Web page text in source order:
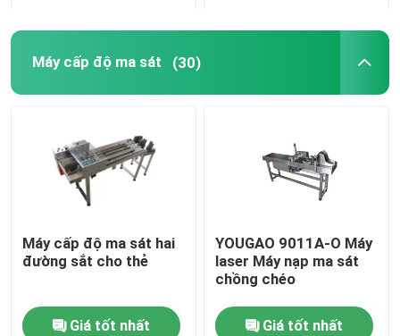
tua máy
Hệ thống mã hóa phun mực
Máy cấp bơm
Máy mã hóa xoay
Mã hóa Inkjet Printer Bracket
Hệ thống theo dõi và theo dõi
Máy cấp độ ma sát (30)
Máy cấp độ ma sát hai
đường sắt cho thẻ
Giá tốt nhất
YOUGAO 9011A-O Máy
laser Máy nạp ma sát
chồng chéo
Giá tốt nhất